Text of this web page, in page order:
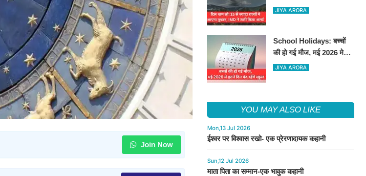
Join Now
IMD ने जारी किया अलर्ट
JIYA ARORA
School Holidays: बच्चों
की हो गई मौज, मई 2026 मे
इतने दिन बंद रहेंगे स्कूल
JIYA ARORA
YOU MAY ALSO LIKE
Mon,13 Jul 2026
ईश्वर पर विश्वास रखो- एक प्रेरणादायक कहानी
Sun,12 Jul 2026
माता पिता का सम्मान-एक भावुक कहानी